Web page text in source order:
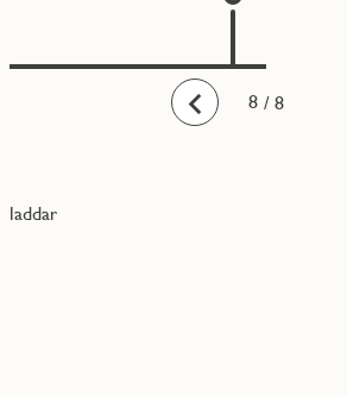
Bakåt 1
2
3
4
5
6
7
8 / 8
laddar